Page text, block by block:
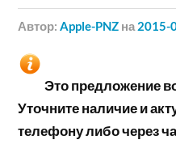
Автор:Apple-PNZ на 2015-
Это предложение
Уточните наличие и
телефону либо через